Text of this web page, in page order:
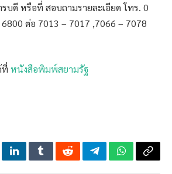
รบดี หรือที่ สอบถามรายละเอียด โทร. 0
ต่อ 7013 – 7017 ,7066 – 7078
ที่ หนังสือพิมพ์สยามรัฐ
LinkedInTumblrRedditTelegramWhatsApp
Copy